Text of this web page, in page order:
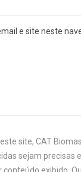
e site neste
site, CAT
sejam precisas